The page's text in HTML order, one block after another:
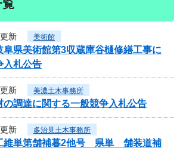
覧
新 美術館
阜県美術館第3収蔵庫谷樋修繕工事に
入札公告
新 美濃土木事務所
の調達に関する一般競争入札公告
新 多治見土木事務所
維単第舗補暮2他号 県単 舗装道補